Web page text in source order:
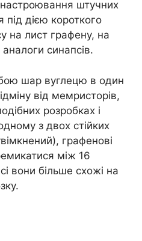
штучних
під дією короткого
на лист графену, на
аналоги синапсів.
шар вуглецю в один
від мемристорів,
розробках і
з двох стійких
графенові
між 16
вони більше схожі на